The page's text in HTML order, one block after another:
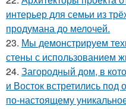
интерьер для семьи из
продумана до мелочей.
23. Мы демонстрируем
стены с использованием
24. Загородный дом, в
и Восток встретились
по-настоящему